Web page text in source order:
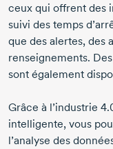
ceux qui offrent des
suivi des temps
que des alertes, des
renseignements.
sont également
Grâce à l’industrie
intelligente, vous
l’analyse des